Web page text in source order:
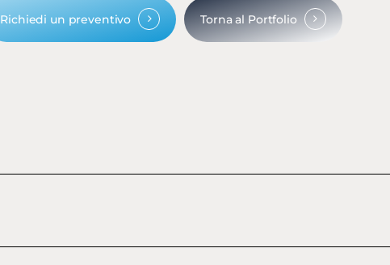
Richiedi un preventivo Torna al Portfolio